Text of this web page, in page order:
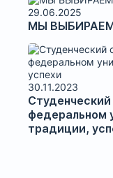
29.06.2025
МЫ
30.11.2023
федеральном
традиции,